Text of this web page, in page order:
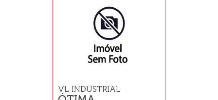
VL INDUSTRIAL